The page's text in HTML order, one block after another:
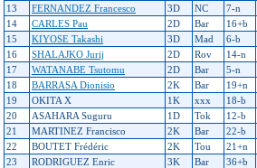
13
FERNANDEZ Francesco 3D NC 7-n
14
CARLES Pau 2D Bar 16+b
15
KIYOSE Takashi 3D Mad 6-b
16
SHALAJKO Jurij 2D Rov 14-n
17
WATANABE Tsutomu 2D Bar 5-n
18
BARRASA Dionisio 2K Bar 19+n
19
OKITA X 1K xxx 18-b
20
ASAHARA Suguru 1D Tok 12-b
21
MARTINEZ Francisco 2K Bar 22-b
22
BOUTET Frédéric 2K Tou 21+n
23
RODRIGUEZ Enric 3K Bar 36+b